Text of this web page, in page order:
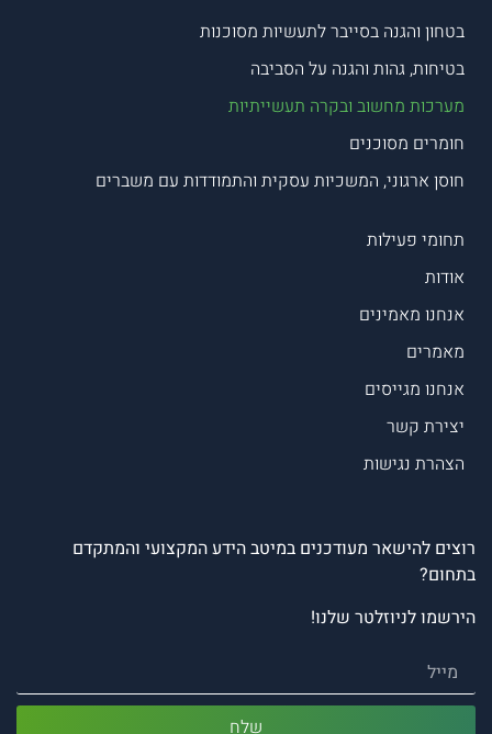
בטחון והגנה בסייבר לתעשיות מסוכנות
בטיחות, גהות והגנה על הסביבה
מערכות מחשוב ובקרה תעשייתיות
חומרים מסוכנים
חוסן ארגוני, המשכיות עסקית והתמודדות עם משברים
תחומי פעילות
אודות
אנחנו מאמינים
מאמרים
אנחנו מגייסים
יצירת קשר
הצהרת נגישות
רוצים להישאר מעודכנים במיטב הידע המקצועי והמתקדם
בתחום?
הירשמו לניוזלטר שלנו!
שלח